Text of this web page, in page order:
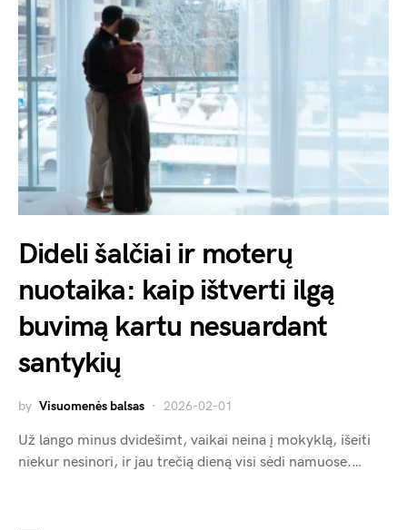
Dideli šalčiai ir moterų
nuotaika: kaip ištverti ilgą
buvimą kartu nesuardant
santykių
by Visuomenės balsas 2026-02-01
Už lango minus dvidešimt, vaikai neina į mokyklą, išeiti
niekur nesinori, ir jau trečią dieną visi sėdi namuose.…